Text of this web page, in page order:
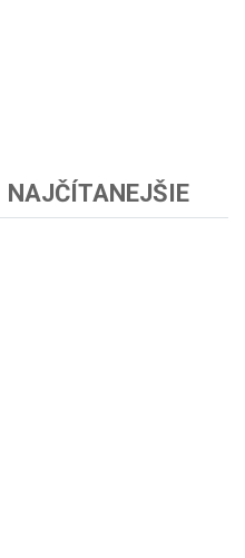
NAJČÍTANEJŠIE